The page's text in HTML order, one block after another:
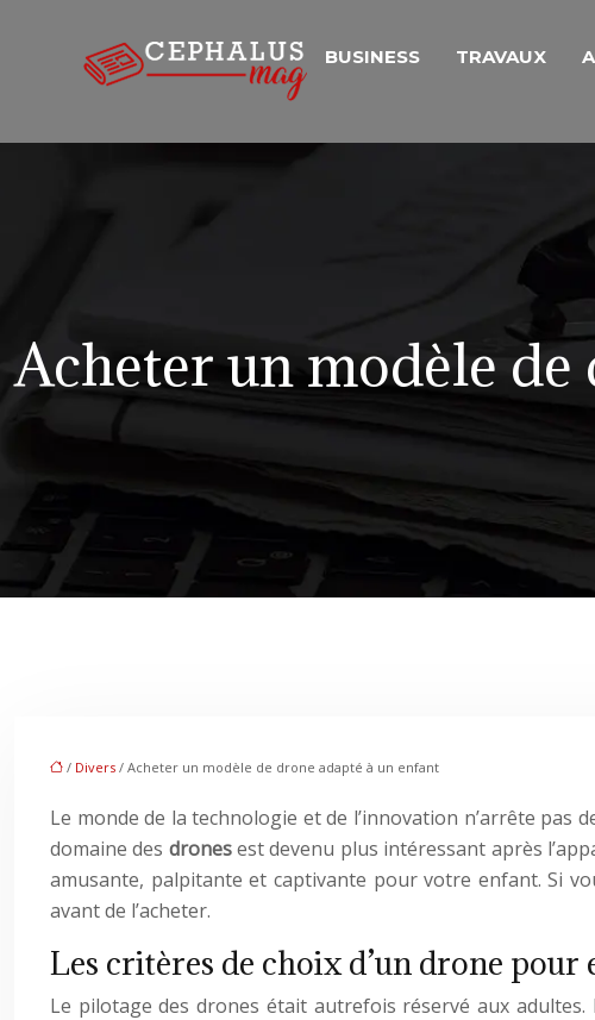
BUSINESS TRAVAUX
Acheter un modèle
/ Divers / Acheter un modèle de drone adapté à un enfant
Le monde de la technologie et de l’innovation n’arrête
domaine des dronesest devenu plus intéressant après
amusante, palpitante et captivante pour votre enfant. Si
avant de l’acheter.
Les critères de choix d’un drone pour
Le pilotage des drones était autrefois réservé aux